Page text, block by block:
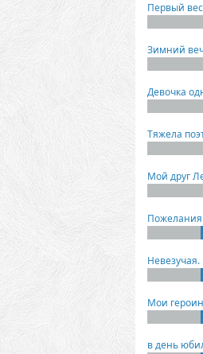
Первый
Зимний
Девочка
Тяжела
Мой друг
Пожелания
Невезучая.
Мои